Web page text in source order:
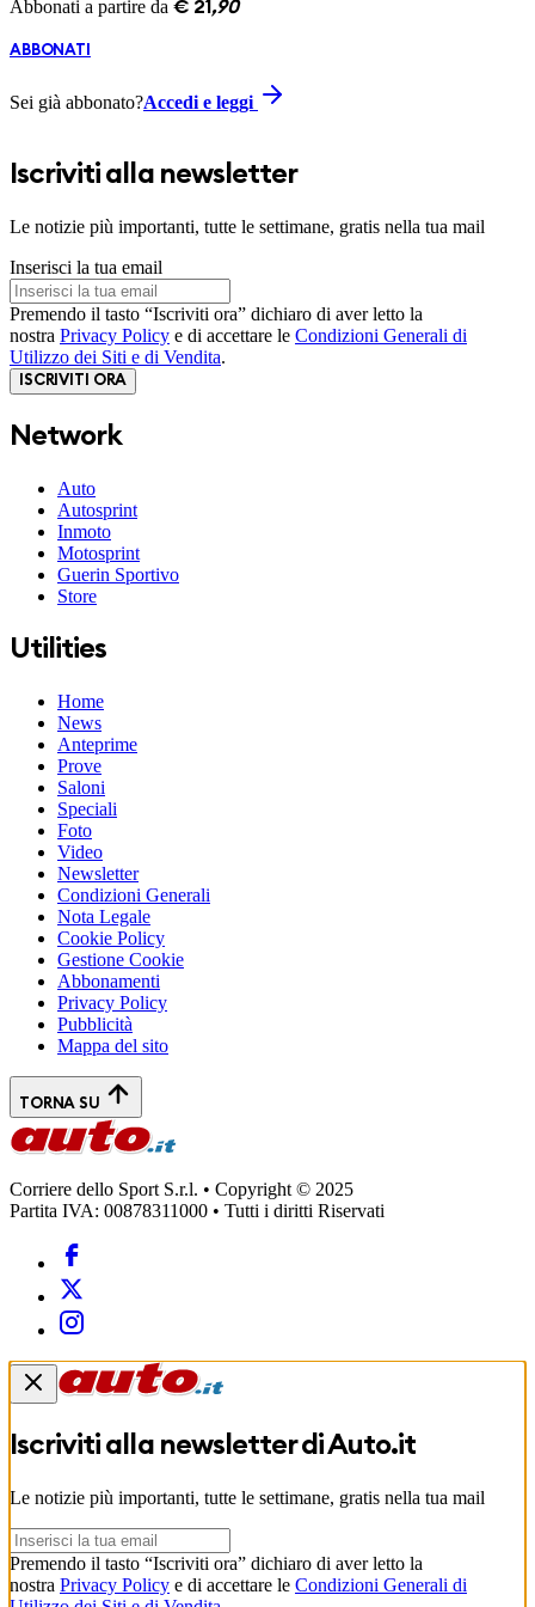
Abbonati a partire da € 21 ,90
ABBONATI
Sei già abbonato?Accedi e leggi
Iscriviti alla newsletter
Le notizie più importanti, tutte le settimane, gratis nella tua mail
Inserisci la tua email
Premendo il tasto “Iscriviti ora” dichiaro di aver letto la
nostra Privacy Policy e di accettare le Condizioni Generali di
Utilizzo dei Siti e di Vendita.
ISCRIVITI ORA
Network
Auto
Autosprint
Inmoto
Motosprint
Guerin Sportivo
Store
Utilities
Home
News
Anteprime
Prove
Saloni
Speciali
Foto
Video
Newsletter
Condizioni Generali
Nota Legale
Cookie Policy
Gestione Cookie
Abbonamenti
Privacy Policy
Pubblicità
Mappa del sito
TORNA SU
Corriere dello Sport S.r.l. • Copyright © 2025
Partita IVA: 00878311000 • Tutti i diritti Riservati
Iscriviti alla newsletter diAuto.it
Le notizie più importanti, tutte le settimane, gratis nella tua mail
Premendo il tasto “Iscriviti ora” dichiaro di aver letto la
nostra Privacy Policy e di accettare le Condizioni Generali di